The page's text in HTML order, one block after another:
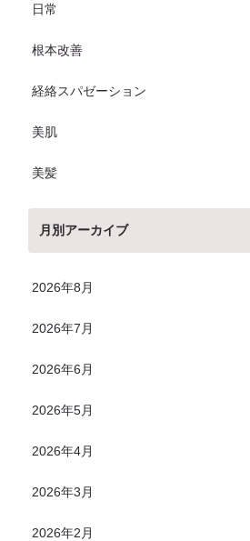
日常
根本改善
経絡スパゼーション
美肌
美髪
月別アーカイブ
2026年8月
2026年7月
2026年6月
2026年5月
2026年4月
2026年3月
2026年2月